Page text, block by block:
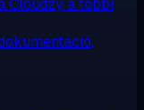
Cloudzy a többi